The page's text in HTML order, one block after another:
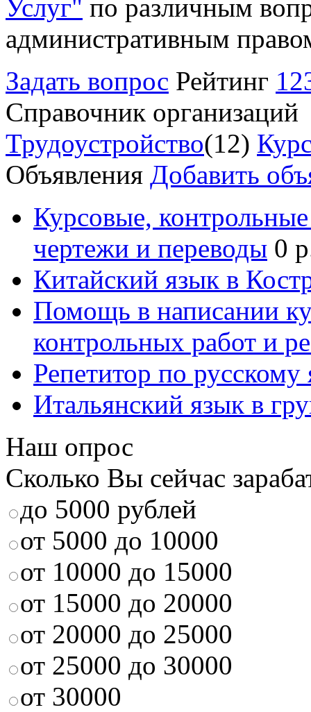
Услуг" по различным
административным
Задать вопрос Рейтинг
Справочник организаций
Трудоустройство(12)
Объявления Добавить
Курсовые,
чертежи и переводы 0
Китайский язык в
Помощь в написании
контрольных работ и
Репетитор по русскому
Итальянский язык в
Наш опрос
Сколько Вы сейчас
до 5000 рублей
от 5000 до 10000
от 10000 до 15000
от 15000 до 20000
от 20000 до 25000
от 25000 до 30000
от 30000